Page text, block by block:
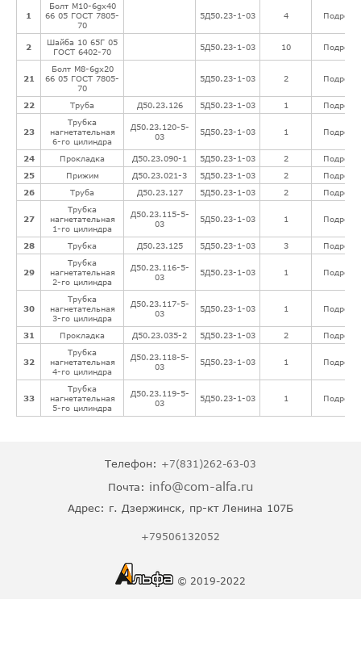
1
Болт М10-6gx40
66 05 ГОСТ 7805-
70
5Д50.23-1-03 4
2
Шайба 10 65Г 05
ГОСТ 6402-70
5Д50.23-1-03 10
21
Болт М8-6gx20
66 05 ГОСТ 7805-
70
5Д50.23-1-03 2
22 Труба Д50.23.126 5Д50.23-1-03 1
23
Трубка
нагнетательная
6-го цилиндра
Д50.23.120-5-
03
5Д50.23-1-03 1
24 Прокладка Д50.23.090-1 5Д50.23-1-03 2
25
Прижим Д50.23.021-3 5Д50.23-1-03 2
26
Труба Д50.23.127 5Д50.23-1-03 2
27
Трубка
нагнетательная
1-го цилиндра
Д50.23.115-5-
03
5Д50.23-1-03 1
28 Трубка Д50.23.125 5Д50.23-1-03 3
29
Трубка
нагнетательная
2-го цилиндра
Д50.23.116-5-
03
5Д50.23-1-03 1
30
Трубка
нагнетательная
3-го цилиндра
Д50.23.117-5-
03
5Д50.23-1-03 1
31 Прокладка Д50.23.035-2 5Д50.23-1-03 2
32
Трубка
нагнетательная
4-го цилиндра
Д50.23.118-5-
03
5Д50.23-1-03 1
33
Трубка
нагнетательная
5-го цилиндра
Д50.23.119-5-
03
5Д50.23-1-03 1
Телефон: +7(831)262-63-03
Почта: info@com-alfa.ru
Адрес: г. Дзержинск, пр-кт Ленина 107Б
+79506132052
© 2019-2022